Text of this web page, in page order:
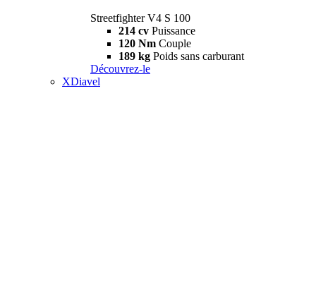
Streetfighter V4 S 100
214 cv Puissance
120 Nm Couple
189 kg Poids sans carburant
Découvrez-le
XDiavel